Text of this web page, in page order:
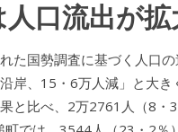
口流出が
た国勢調査に基づく人口
岸、15・6万人減」と大
と比べ、2万2761人（8・